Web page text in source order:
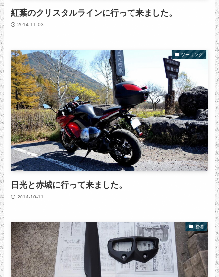
紅葉のクリスタルラインに行って来ました。
2014-11-03
ツーリング
日光と赤城に行って来ました。
2014-10-11
整備